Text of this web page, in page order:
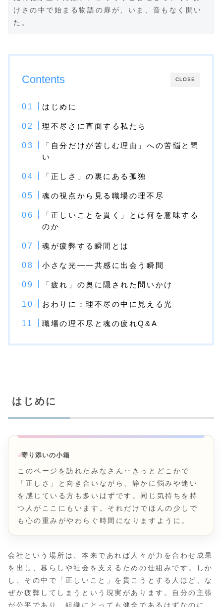
けさの中で始まる物語の扉が、いま、音もなく開い
た。
CLOSE
Contents
はじめに
理不尽さに直面する私たち
「自分だけが苦しむ理由」への苦悩と問
い
「正しさ」の裏にある孤独
魂の視点から見る職場の理不尽
「正しいことを貫く」とは何を意味する
のか
魂が疲弊する瞬間とは
小さな光――共感に出会う瞬間
「疲れ」の奥に隠された問いかけ
おわりに：理不尽の中に見える光
職場の理不尽と魂の疲れQ&A
はじめに
寄り添いの小箱
このページを訪れたみなさん‥きっとどこかで
「正しさ」と向き合いながら、静かに悩みや迷い
を感じている方も多いはずです。同じ気持ちを持
つ人がここにもいます。それだけでほんの少しで
も心の重みがやわらぐ時間になりますように。
会社という場所は、本来であれば人々が力を合わせ成果
を出し、暮らしや社会を支えるための仕組みです。しか
し、その中で「正しいこと」を貫こうとする人ほど、な
ぜか疲弊してしまうという現実があります。自分の主張
が公平であり、組織にとっても健全であるはずなのに、